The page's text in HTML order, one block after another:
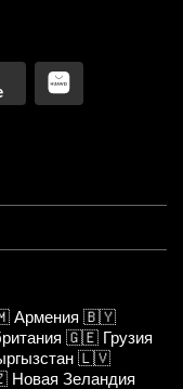
Армения 🇧🇾
🇬🇪 Грузия
🇱🇻
Новая Зеландия